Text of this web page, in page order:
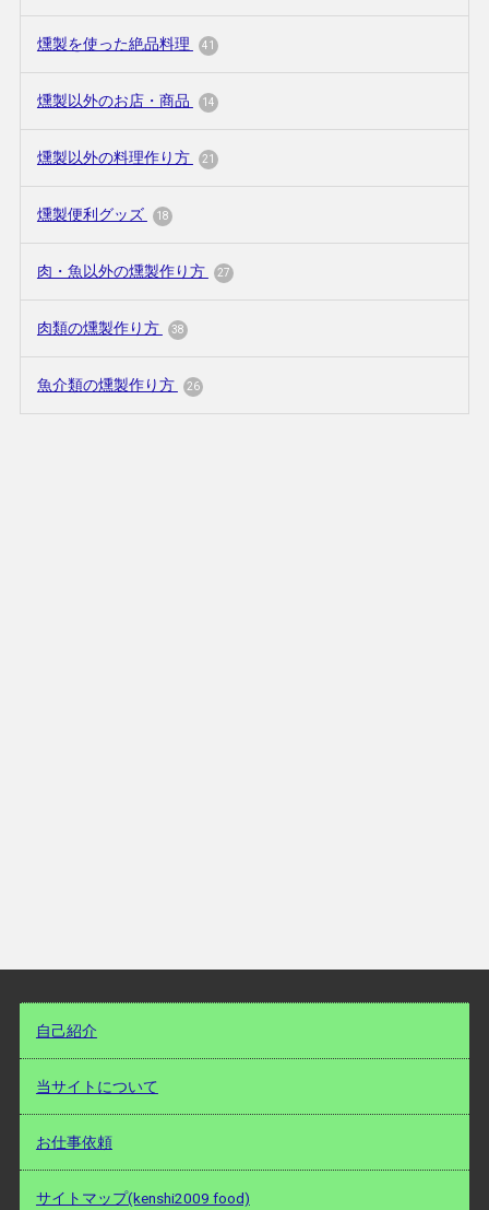
燻製を使った絶品料理 41
燻製以外のお店・商品 14
燻製以外の料理作り方 21
燻製便利グッズ 18
肉・魚以外の燻製作り方 27
肉類の燻製作り方 38
魚介類の燻製作り方 26
自己紹介
当サイトについて
お仕事依頼
サイトマップ(kenshi2009 food)